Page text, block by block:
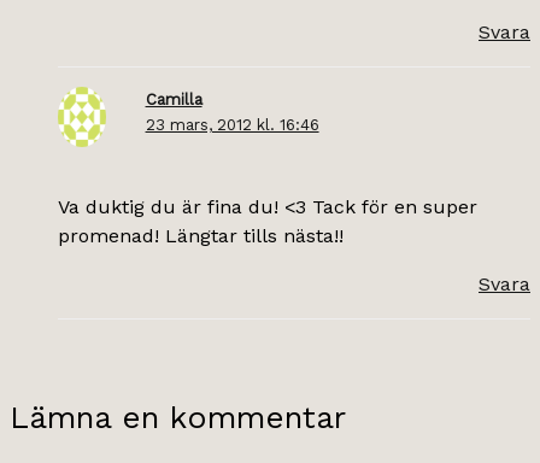
Svara
Camilla
23 mars, 2012 kl. 16:46
Va duktig du är fina du! <3 Tack för en super
promenad! Längtar tills nästa!!
Svara
Lämna en kommentar